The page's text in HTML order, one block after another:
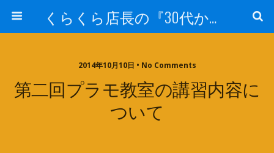
くらくら店長の『30代からのガンプラ工作』
2014年10月10日 • No Comments
第二回プラモ教室の講習内容に
ついて